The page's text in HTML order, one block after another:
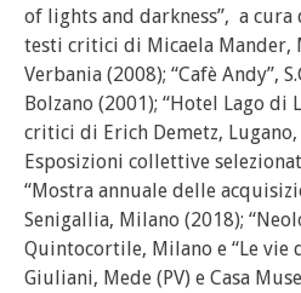
of lights and darkness”, a
testi critici di Micaela Mander,
Verbania (2008); “Cafè Andy”,
Bolzano (2001); “Hotel Lago di
critici di Erich Demetz, Lugano,
Esposizioni collettive
“Mostra annuale delle
Senigallia, Milano (2018);
Quintocortile, Milano e “Le vie
Giuliani, Mede (PV) e Casa